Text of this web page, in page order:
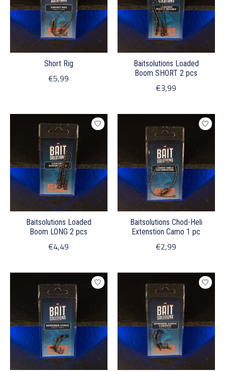
Short Rig
€5,99
Baitsolutions Loaded
Boom SHORT 2 pcs
€3,99
Baitsolutions Loaded
Boom LONG 2 pcs
€4,49
Baitsolutions Chod-Heli
Extenstion Camo 1 pc
€2,99